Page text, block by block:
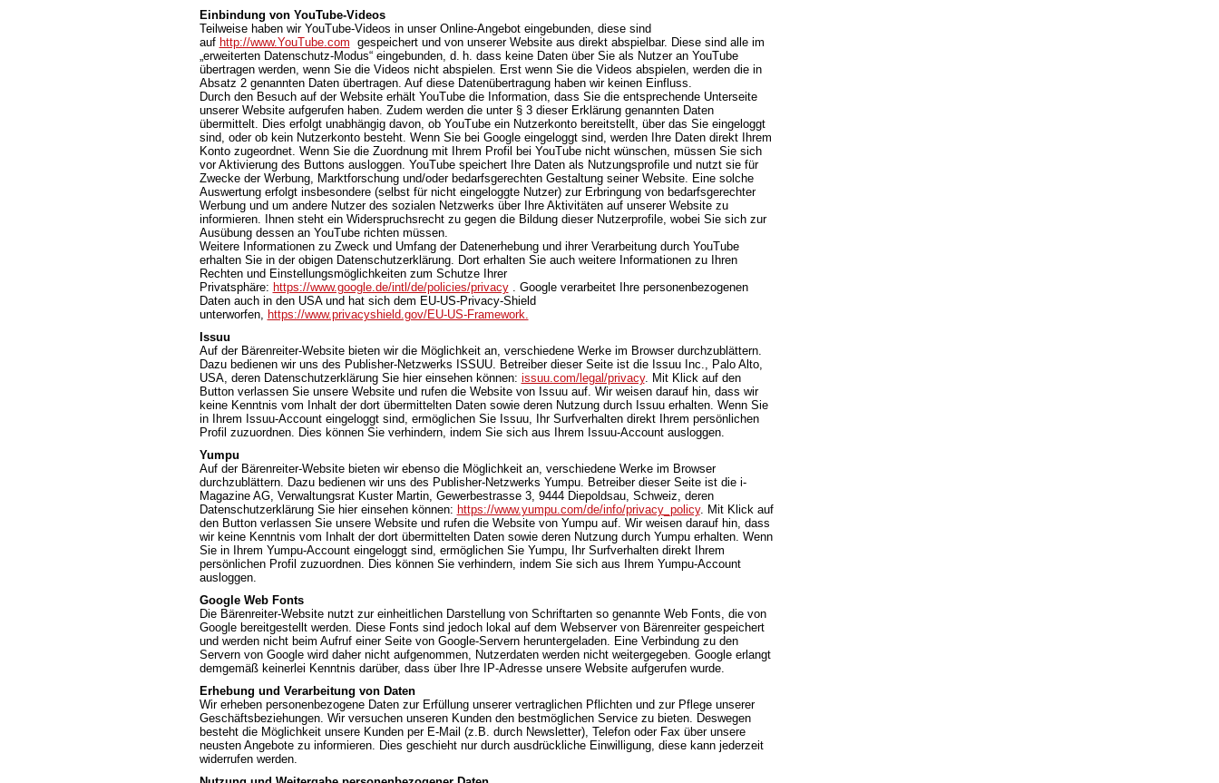
Einbindung von YouTube-Videos
Teilweise haben wir YouTube-Videos in unser Online-Angebot eingebunden, diese sind
auf http://www.YouTube.com gespeichert und von unserer Website aus direkt abspielbar. Diese sind alle im
„erweiterten Datenschutz-Modus“ eingebunden, d. h. dass keine Daten über Sie als Nutzer an YouTube
übertragen werden, wenn Sie die Videos nicht abspielen. Erst wenn Sie die Videos abspielen, werden die in
Absatz 2 genannten Daten übertragen. Auf diese Datenübertragung haben wir keinen Einfluss.
Durch den Besuch auf der Website erhält YouTube die Information, dass Sie die entsprechende Unterseite
unserer Website aufgerufen haben. Zudem werden die unter § 3 dieser Erklärung genannten Daten
übermittelt. Dies erfolgt unabhängig davon, ob YouTube ein Nutzerkonto bereitstellt, über das Sie eingeloggt
sind, oder ob kein Nutzerkonto besteht. Wenn Sie bei Google eingeloggt sind, werden Ihre Daten direkt Ihrem
Konto zugeordnet. Wenn Sie die Zuordnung mit Ihrem Profil bei YouTube nicht wünschen, müssen Sie sich
vor Aktivierung des Buttons ausloggen. YouTube speichert Ihre Daten als Nutzungsprofile und nutzt sie für
Zwecke der Werbung, Marktforschung und/oder bedarfsgerechten Gestaltung seiner Website. Eine solche
Auswertung erfolgt insbesondere (selbst für nicht eingeloggte Nutzer) zur Erbringung von bedarfsgerechter
Werbung und um andere Nutzer des sozialen Netzwerks über Ihre Aktivitäten auf unserer Website zu
informieren. Ihnen steht ein Widerspruchsrecht zu gegen die Bildung dieser Nutzerprofile, wobei Sie sich zur
Ausübung dessen an YouTube richten müssen.
Weitere Informationen zu Zweck und Umfang der Datenerhebung und ihrer Verarbeitung durch YouTube
erhalten Sie in der obigen Datenschutzerklärung. Dort erhalten Sie auch weitere Informationen zu Ihren
Rechten und Einstellungsmöglichkeiten zum Schutze Ihrer
Privatsphäre: https://www.google.de/intl/de/policies/privacy. Google verarbeitet Ihre personenbezogenen
Daten auch in den USA und hat sich dem EU-US-Privacy-Shield
unterworfen, https://www.privacyshield.gov/EU-US-Framework.
Issuu
Auf der Bärenreiter-Website bieten wir die Möglichkeit an, verschiedene Werke im Browser durchzublättern.
Dazu bedienen wir uns des Publisher-Netzwerks ISSUU. Betreiber dieser Seite ist die Issuu Inc., Palo Alto,
USA, deren Datenschutzerklärung Sie hier einsehen können: issuu.com/legal/privacy. Mit Klick auf den
Button verlassen Sie unsere Website und rufen die Website von Issuu auf. Wir weisen darauf hin, dass wir
keine Kenntnis vom Inhalt der dort übermittelten Daten sowie deren Nutzung durch Issuu erhalten. Wenn Sie
in Ihrem Issuu-Account eingeloggt sind, ermöglichen Sie Issuu, Ihr Surfverhalten direkt Ihrem persönlichen
Profil zuzuordnen. Dies können Sie verhindern, indem Sie sich aus Ihrem Issuu-Account ausloggen.
Yumpu
Auf der Bärenreiter-Website bieten wir ebenso die Möglichkeit an, verschiedene Werke im Browser
durchzublättern. Dazu bedienen wir uns des Publisher-Netzwerks Yumpu. Betreiber dieser Seite ist die i-
Magazine AG, Verwaltungsrat Kuster Martin, Gewerbestrasse 3, 9444 Diepoldsau, Schweiz, deren
Datenschutzerklärung Sie hier einsehen können: https://www.yumpu.com/de/info/privacy_policy. Mit Klick auf
den Button verlassen Sie unsere Website und rufen die Website von Yumpu auf. Wir weisen darauf hin, dass
wir keine Kenntnis vom Inhalt der dort übermittelten Daten sowie deren Nutzung durch Yumpu erhalten. Wenn
Sie in Ihrem Yumpu-Account eingeloggt sind, ermöglichen Sie Yumpu, Ihr Surfverhalten direkt Ihrem
persönlichen Profil zuzuordnen. Dies können Sie verhindern, indem Sie sich aus Ihrem Yumpu-Account
ausloggen.
Google Web Fonts
Die Bärenreiter-Website nutzt zur einheitlichen Darstellung von Schriftarten so genannte Web Fonts, die von
Google bereitgestellt werden. Diese Fonts sind jedoch lokal auf dem Webserver von Bärenreiter gespeichert
und werden nicht beim Aufruf einer Seite von Google-Servern heruntergeladen. Eine Verbindung zu den
Servern von Google wird daher nicht aufgenommen, Nutzerdaten werden nicht weitergegeben. Google erlangt
demgemäß keinerlei Kenntnis darüber, dass über Ihre IP-Adresse unsere Website aufgerufen wurde.
Erhebung und Verarbeitung von Daten
Wir erheben personenbezogene Daten zur Erfüllung unserer vertraglichen Pflichten und zur Pflege unserer
Geschäftsbeziehungen. Wir versuchen unseren Kunden den bestmöglichen Service zu bieten. Deswegen
besteht die Möglichkeit unsere Kunden per E-Mail (z.B. durch Newsletter), Telefon oder Fax über unsere
neusten Angebote zu informieren. Dies geschieht nur durch ausdrückliche Einwilligung, diese kann jederzeit
widerrufen werden.